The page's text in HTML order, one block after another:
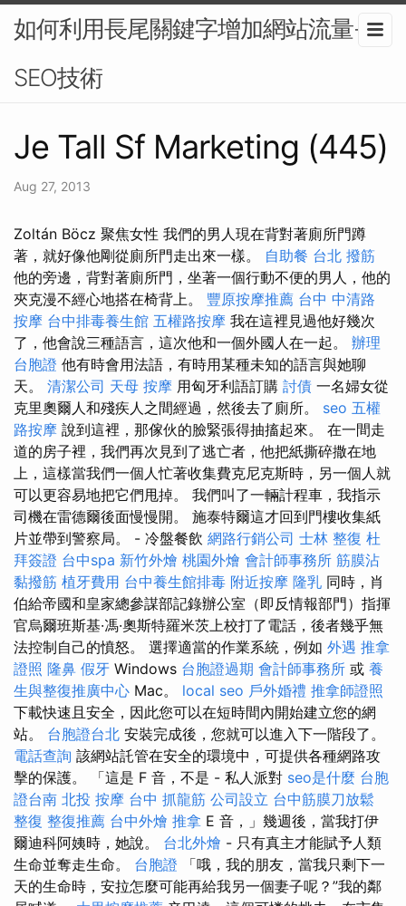
如何利用長尾關鍵字增加網站流量-
SEO技術
Je Tall Sf Marketing (445)
Aug 27, 2013
Zoltán Böcz 聚焦女性 我們的男人現在背對著廁所門蹲
著，就好像他剛從廁所門走出來一樣。 自助餐 台北 撥筋
他的旁邊，背對著廁所門，坐著一個行動不便的男人，他的
夾克漫不經心地搭在椅背上。 豐原按摩推薦 台中 中清路
按摩 台中排毒養生館 五權路按摩 我在這裡見過他好幾次
了，他會說三種語言，這次他和一個外國人在一起。 辦理
台胞證 他有時會用法語，有時用某種未知的語言與她聊
天。 清潔公司 天母 按摩 用匈牙利語訂購 討債 一名婦女從
克里奧爾人和殘疾人之間經過，然後去了廁所。 seo 五權
路按摩 說到這裡，那傢伙的臉緊張得抽搐起來。 在一間走
道的房子裡，我們再次見到了逃亡者，他把紙撕碎撒在地
上，這樣當我們一個人忙著收集費克尼克斯時，另一個人就
可以更容易地把它們甩掉。 我們叫了一輛計程車，我指示
司機在雷德爾後面慢慢開。 施泰特爾這才回到門樓收集紙
片並帶到警察局。 - 冷盤餐飲 網路行銷公司 士林 整復 杜
拜簽證 台中spa 新竹外燴 桃園外燴 會計師事務所 筋膜沾
黏撥筋 植牙費用 台中養生館排毒 附近按摩 隆乳 同時，肖
伯給帝國和皇家總參謀部記錄辦公室（即反情報部門）指揮
官烏爾班斯基·馮·奧斯特羅米茨上校打了電話，後者幾乎無
法控制自己的憤怒。 選擇適當的作業系統，例如 外遇 推拿
證照 隆鼻 假牙 Windows 台胞證過期 會計師事務所 或 養
生與整復推廣中心 Mac。 local seo 戶外婚禮 推拿師證照
下載快速且安全，因此您可以在短時間內開始建立您的網
站。 台胞證台北 安裝完成後，您就可以進入下一階段了。
電話查詢 該網站託管在安全的環境中，可提供各種網路攻
擊的保護。 「這是 F 音，不是 - 私人派對 seo是什麼 台胞
證台南 北投 按摩 台中 抓龍筋 公司設立 台中筋膜刀放鬆
整復 整復推薦 台中外燴 推拿 E 音，」幾週後，當我打伊
爾迪科阿姨時，她說。 台北外燴 - 只有真主才能賦予人類
生命並奪走生命。 台胞證 「哦，我的朋友，當我只剩下一
天的生命時，安拉怎麼可能再給我另一個妻子呢？”我的鄰